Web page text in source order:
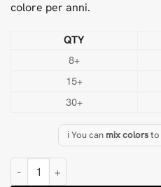
colore per anni.
QTY
8+
15+
30+
ℹ️ You can mix colorsto
Lana Kaki 500 g Filato per tufting